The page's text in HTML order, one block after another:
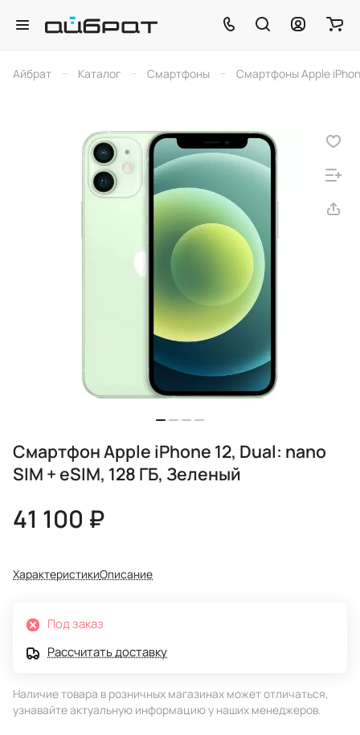
Айбрат – Каталог – Смартфоны – Смартфоны Apple
Смартфон Apple iPhone 12, Dual: nano
SIM + eSIM, 128 ГБ, Зеленый
41 100 ₽
ХарактеристикиОписание
Под заказ
Рассчитать доставку
Наличие товара в розничных магазинах может отличаться,
узнавайте актуальную информацию у наших менеджеров.